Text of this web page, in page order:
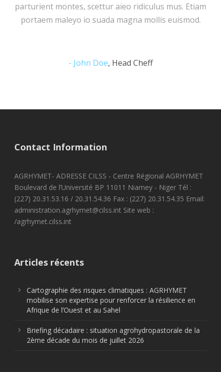
parturient montes, scettur aieo ridiculus mus. Etiam
portaem maleyo io suada magna mollis euismod.
John Doe, Head Cheff
Contact Information
AGRHYMET- ADRESSE CILSS - Centre Régional AGRHYMET
Boulevard de l’Université BP 11011 Niamey - Niger Tél :
(227) 20.31.53.16 / 20.31.54.36 Fax : (227) 20.31.54.35 Email:
administration.agrhymet@cilss.int Site web :
/agrhymet.cilss.int
Articles récents
Cartographie des risques climatiques : AGRHYMET
mobilise son expertise pour renforcer la résilience en
Afrique de l’Ouest et au Sahel
Briefing décadaire : situation agrohydropastorale de la
2ème décade du mois de juillet 2026